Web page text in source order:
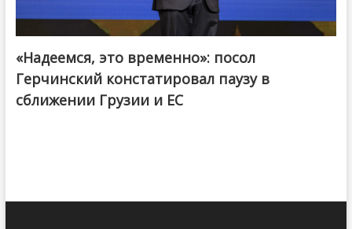
«Надеемся, это временно»: посол
Герчинский констатировал паузу в
сближении Грузии и ЕС